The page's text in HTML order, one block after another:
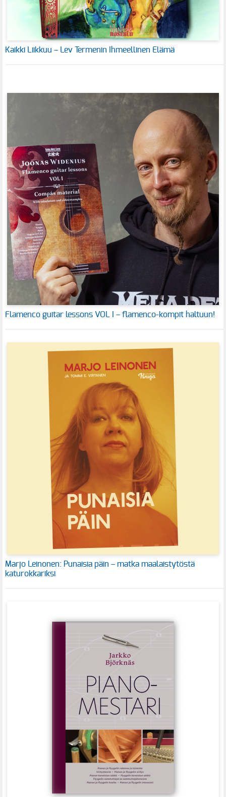
Kaikki Liikkuu – Lev Termenin Ihmeellinen Elämä
Flamenco guitar lessons VOL I – flamenco-kompit haltuun!
Marjo Leinonen: Punaisia päin – matka maalaistytöstä
katurokkariksi